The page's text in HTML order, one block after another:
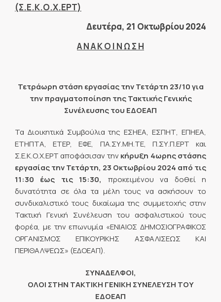
(Σ.Ε.Κ.Ο.Χ.ΕΡΤ)
Δευτέρα, 21 Οκτωβρίου 2024
Α Ν Α Κ Ο Ι Ν Ω Σ Η
Τετράωρη στάση εργασίας την Τετάρτη 23/10 για
την πραγματοποίηση της Τακτικής Γενικής
Συνέλευσης του ΕΔΟΕΑΠ
Τα Διοικητικά Συμβούλια της ΕΣΗΕΑ, ΕΣΠΗΤ, ΕΠΗΕΑ,
ΕΤΗΠΤΑ, ΕΤΕΡ, ΕΦΕ, ΠΑ.ΣΥ.ΜΗ.ΤΕ, Π.ΣΥ.Π.ΕΡΤ και
Σ.Ε.Κ.Ο.Χ.ΕΡΤ αποφάσισαν τηνκήρυξη 4ωρης στάσης
εργασίας την Τετάρτη, 23 Οκτωβρίου 2024 από τις
11:30 έως τις 15:30,
προκειμένου να δοθεί η
δυνατότητα σε όλα τα μέλη τους να ασκήσουν το
συνδικαλιστικό τους δικαίωμα της συμμετοχής στην
Τακτική Γενική Συνέλευση του ασφαλιστικού τους
φορέα, με την επωνυμία «ΕΝΙΑΙΟΣ ΔΗΜΟΣΙΟΓΡΑΦΙΚΟΣ
ΟΡΓΑΝΙΣΜΟΣ ΕΠΙΚΟΥΡΙΚΗΣ ΑΣΦΑΛΙΣΕΩΣ ΚΑΙ
ΠΕΡΙΘΑΛΨΕΩΣ» (ΕΔΟΕΑΠ).
ΣΥΝΑΔΕΛΦΟΙ,
ΟΛΟΙ ΣΤΗΝ ΤΑΚΤΙΚΗ ΓΕΝΙΚΗ ΣΥΝΕΛΕΥΣΗ ΤΟΥ
ΕΔΟΕΑΠ